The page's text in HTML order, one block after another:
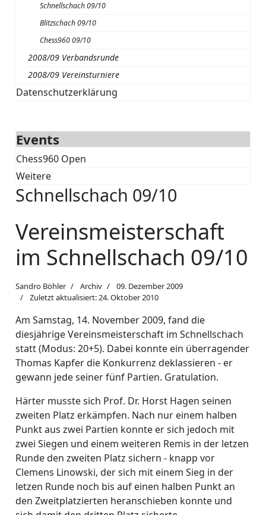
Schnellschach 09/10
Blitzschach 09/10
Chess960 09/10
2008/09 Verbandsrunde
2008/09 Vereinsturniere
Datenschutzerklärung
Events
Chess960 Open
Weitere
Schnellschach 09/10
Vereinsmeisterschaft
im Schnellschach 09/10
Sandro Böhler Archiv
09. Dezember 2009
Zuletzt aktualisiert: 24. Oktober 2010
Am Samstag, 14. November 2009, fand die
diesjährige Vereinsmeisterschaft im Schnellschach
statt (Modus: 20+5). Dabei konnte ein überragender
Thomas Kapfer die Konkurrenz deklassieren - er
gewann jede seiner fünf Partien. Gratulation.
Härter musste sich Prof. Dr. Horst Hagen seinen
zweiten Platz erkämpfen. Nach nur einem halben
Punkt aus zwei Partien konnte er sich jedoch mit
zwei Siegen und einem weiteren Remis in der letzen
Runde den zweiten Platz sichern - knapp vor
Clemens Linowski, der sich mit einem Sieg in der
letzen Runde noch bis auf einen halben Punkt an
den Zweitplatzierten heranschieben konnte und